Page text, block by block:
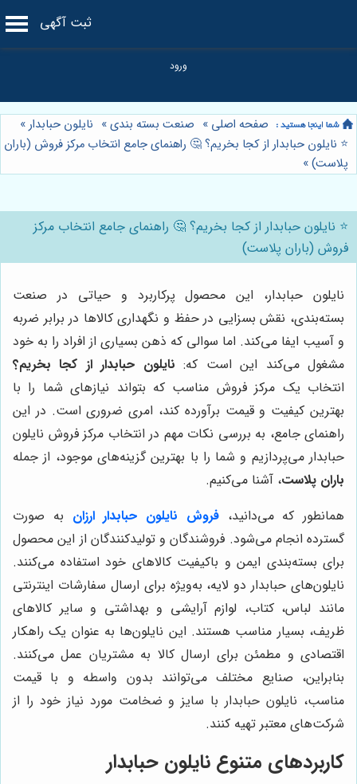
ثبت آگهی
صفحه اصلی » صنعت بسته بندی» نایلون حبابدار»
⭐️ نایلون حبابدار از کجا بخریم؟ 🤔 راهنمای جامع انتخاب مرکز فروش (باران
پلاست)»
⭐️ نایلون حبابدار از کجا بخریم؟ 🤔 راهنمای جامع انتخاب مرکز
فروش (باران پلاست)
نایلون حبابدار، این محصول پرکاربرد و حیاتی در صنعت
بسته‌بندی، نقش بسزایی در حفظ و نگهداری کالاها در برابر ضربه
و آسیب ایفا می‌کند. اما سوالی که ذهن بسیاری از افراد را به خود
مشغول می‌کند این است که: نایلون حبابدار از کجا بخریم؟
انتخاب یک مرکز فروش مناسب که بتواند نیازهای شما را با
بهترین کیفیت و قیمت برآورده کند، امری ضروری است. در این
راهنمای جامع، به بررسی نکات مهم در انتخاب مرکز فروش نایلون
حبابدار می‌پردازیم و شما را با بهترین گزینه‌های موجود، از جمله
باران پلاست، آشنا می‌کنیم.
همانطور که می‌دانید،فروش نایلون حبابدار ارزان به صورت
گسترده انجام می‌شود. فروشندگان و تولیدکنندگان از این محصول
برای بسته‌بندی ایمن و باکیفیت کالاهای خود استفاده می‌کنند.
نایلون‌های حبابدار دو لایه، به‌ویژه برای ارسال سفارشات اینترنتی
مانند لباس، کتاب، لوازم آرایشی و بهداشتی و سایر کالاهای
ظریف، بسیار مناسب هستند. این نایلون‌ها به عنوان یک راهکار
اقتصادی و مطمئن برای ارسال کالا به مشتریان عمل می‌کنند.
بنابراین، صنایع مختلف می‌توانند بدون واسطه و با قیمت
مناسب، نایلون حبابدار با سایز و ضخامت مورد نیاز خود را از
شرکت‌های معتبر تهیه کنند.
کاربردهای متنوع نایلون حبابدار